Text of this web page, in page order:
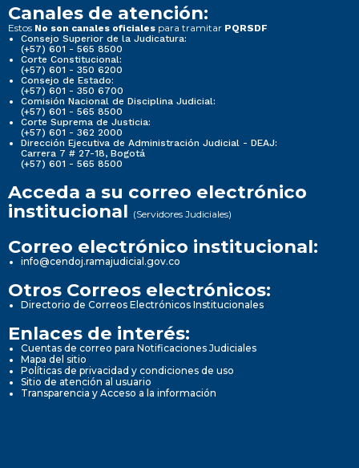
Canales de atención:
Estos No son canales oficiales para tramitar PQRSDF
Consejo Superior de la Judicatura:
(+57) 601 - 565 8500
Corte Constitucional:
(+57) 601 - 350 6200
Consejo de Estado:
(+57) 601 - 350 6700
Comisión Nacional de Disciplina Judicial:
(+57) 601 - 565 8500
Corte Suprema de Justicia:
(+57) 601 - 362 2000
Dirección Ejecutiva de Administración Judicial - DEAJ:
Carrera 7 # 27-18, Bogotá
(+57) 601 - 565 8500
Acceda a su correo electrónico
institucional (Servidores Judiciales)
Correo electrónico institucional:
info@cendoj.ramajudicial.gov.co
Otros Correos electrónicos:
Directorio de Correos Electrónicos Institucionales
Enlaces de interés:
Cuentas de correo para Notificaciones Judiciales
Mapa del sitio
Políticas de privacidad y condiciones de uso
Sitio de atención al usuario
Transparencia y Acceso a la información